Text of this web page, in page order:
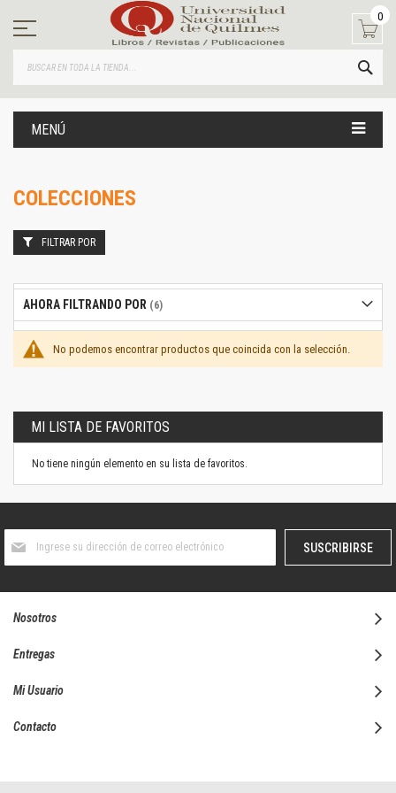
contenido
0
MENÚ
COLECCIONES
No podemos encontrar productos que coincida con la selección.
FILTRAR POR
AHORA FILTRANDO POR
MI LISTA DE FAVORITOS
No tiene ningún elemento en su lista de favoritos.
boletín
SUSCRIBIRSE
Nosotros
Entregas
Mi Usuario
Contacto